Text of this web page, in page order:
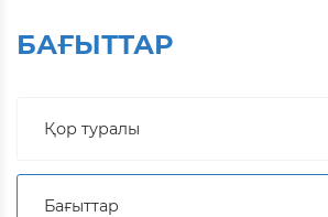
БАҒЫТТАР
Қор туралы
Бағыттар